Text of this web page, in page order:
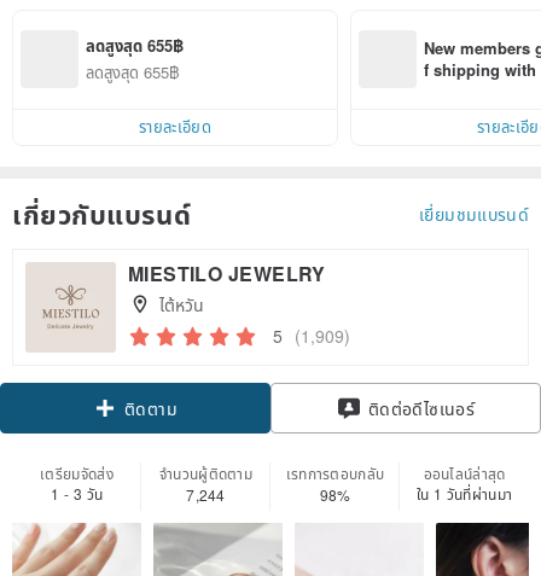
ลดสูงสุด 655฿
ลดสูงสุด 655฿
รายละเอียด
New members
f shipping
รายละเอี
เกี่ยวกับแบรนด์ เยี่ยมชมแบรนด์
MIESTILO JEWELRY
ไต้หวัน
5 (1,909)
Claim coupon
ติดตาม ติดต่อดีไซเนอร์
เตรียมจัดส่ง
1 - 3 วัน
จำนวนผู้ติดตาม
7,244
เรทการตอบกลับ
98%
ออนไลน์ล่าสุด
ใน 1 วันที่ผ่านมา